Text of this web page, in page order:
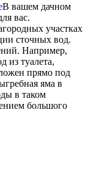
В вашем дачном
вас.
участках
сточных вод.
Например,
из туалета,
прямо под
яма в
в таком
большого